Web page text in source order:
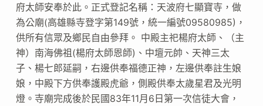
府太師安奉於此。正式登記名稱：天波府七顯寶寺，做
為公廟(高雄縣寺登字第149號，統一編號09580985)，
供所有信眾及鄉民自由參拜。 中殿主祀楊府太師、（主
神）南海佛祖(楊府太師恩師)、中壇元帥、天神三太
子、楊七郎延嗣，右邊供奉福德正神，左邊供奉註生娘
娘，中殿下方供奉護殿虎爺，側殿供奉太歲星君及光明
燈。寺廟完成後於民國83年11月6日第一次信徒大會，